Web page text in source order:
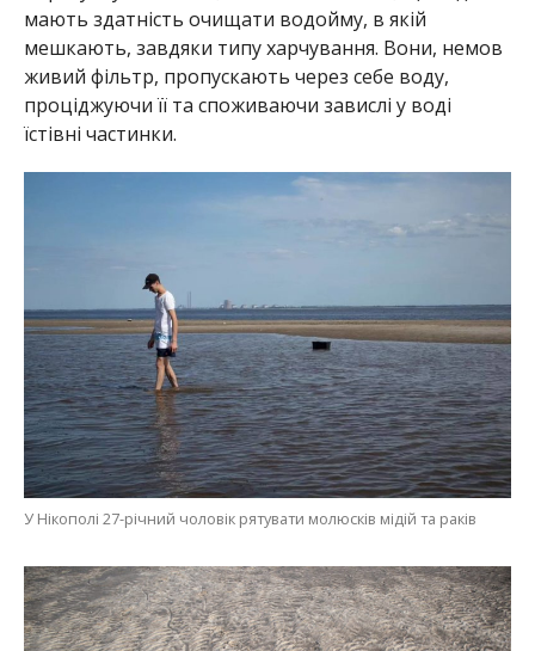
мають здатність очищати водойму, в якій
мешкають, завдяки типу харчування. Вони, немов
живий фільтр, пропускають через себе воду,
проціджуючи її та споживаючи завислі у воді
їстівні частинки.
У Нікополі 27-річний чоловік рятувати молюсків мідій та раків